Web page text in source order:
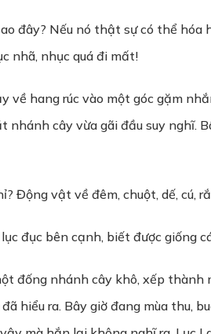
đây? Nếu nó thật sự có thể
nhã, nhục quá đi mất!
về hang rúc vào một góc gặm
nhánh cây vừa gãi đầu suy nghĩ.
Động vật về đêm, chuột, dế, cú,
đục bên cạnh, biết được giống
đống nhánh cây khô, xếp thành
hiểu ra. Bây giờ đang mùa thu,